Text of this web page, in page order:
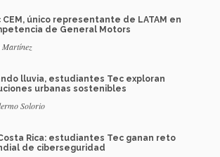
CEM, único representante de LATAM en
de General Motors
Martínez
lluvia, estudiantes Tec exploran
urbanas sostenibles
Solorio
Rica: estudiantes Tec ganan reto
de ciberseguridad